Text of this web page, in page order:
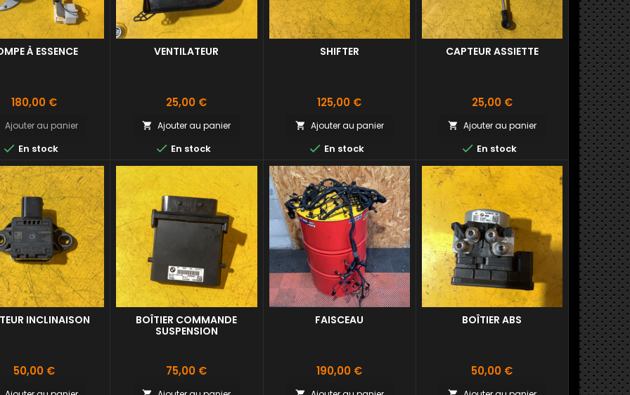
À ESSENCE
Prix
180,00 €
Ajouter au panier
 En stock
VENTILATEUR
Prix
25,00 €
 Ajouter au panier
 En stock
SHIFTER
Prix
125,00 €
 Ajouter au panier
 En stock
CAPTEUR ASSIETTE
Prix
25,00 €
 Ajouter au panier
 En stock
INCLINAISON
Prix
50,00 €
BOÎTIER COMMANDE
SUSPENSION
Prix
75,00 €
FAISCEAU
Prix
190,00 €
BOÎTIER ABS
Prix
50,00 €